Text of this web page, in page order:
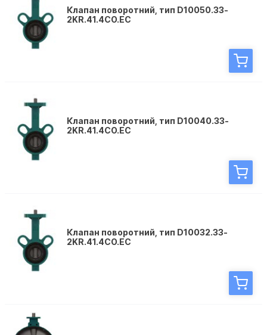
Клапан поворотний, тип D10050.33-
2KR.41.4CО.EC
Клапан поворотний, тип D10040.33-
2KR.41.4CО.EC
Клапан поворотний, тип D10032.33-
2KR.41.4CО.EC